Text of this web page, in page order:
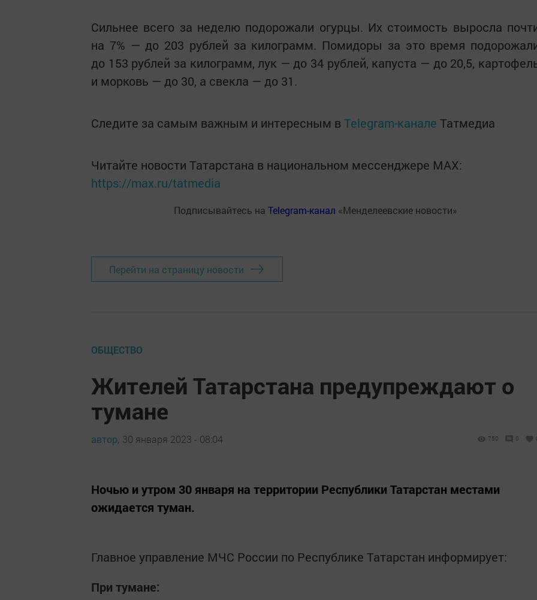
Сильнее всего за неделю подорожали огурцы. Их стоимость выросла
на 7% — до 203 рублей за килограмм. Помидоры за это время
до 153 рублей за килограмм, лук — до 34 рублей, капуста — до 20,5,
и морковь — до 30, а свекла — до 31.
Следите за самым важным и интересным в Telegram-канале Татмедиа
Читайте новости Татарстана в национальном мессенджере MАХ:
https://max.ru/tatmedia
Подписывайтесь на Telegram-канал «Менделеевские новости»
Перейти на страницу новости
ОБЩЕСТВО
Жителей Татарстана предупреждают о
тумане
автор, 30 января 2023 - 08:04 750 0
Ночью и утром 30 января на территории Республики Татарстан местами
ожидается туман.
Главное управление МЧС России по Республике Татарстан информирует:
При тумане: